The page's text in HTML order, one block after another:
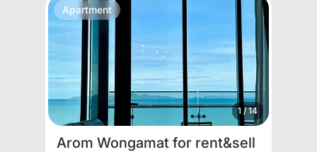
1 /14
Apartment
Arom Wongamat for rent&sell